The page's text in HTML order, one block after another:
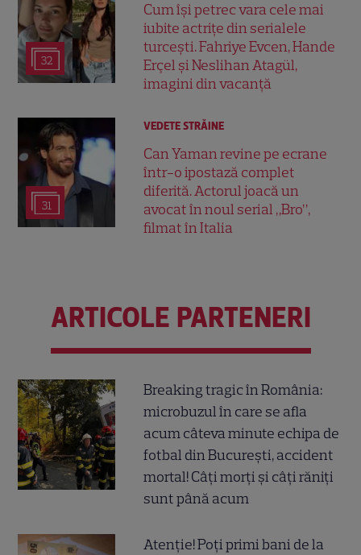
32
Cum își petrec vara cele mai
iubite actrițe din serialele
turcești. Fahriye Evcen, Hande
Erçel și Neslihan Atagül,
imagini din vacanță
31
VEDETE STRĂINE
Can Yaman revine pe ecrane
într-o ipostază complet
diferită. Actorul joacă un
avocat în noul serial „Bro”,
filmat în Italia
ARTICOLE PARTENERI
Breaking tragic în România:
microbuzul în care se afla
acum câteva minute echipa de
fotbal din București, accident
mortal! Câți morți și câți răniți
sunt până acum
Atenție! Poți primi bani de la